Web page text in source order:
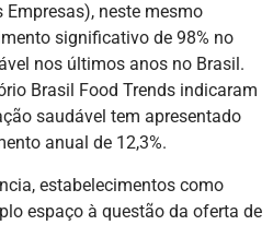
neste mesmo
significativo de 98% no
nos últimos anos no Brasil.
Brasil Food Trends indicaram
saudável tem apresentado
anual de 12,3%.
estabelecimentos como
espaço à questão da oferta de